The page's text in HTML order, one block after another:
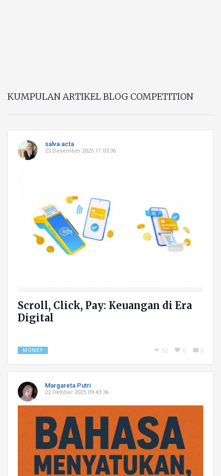
KUMPULAN ARTIKEL BLOG COMPETITION
salva acta
23 Desember 2025 11:03:36
Scroll, Click, Pay: Keuangan di Era
Digital
MONEY 52 0 0
Margareta Putri
22 Oktober 2025 09:43:36